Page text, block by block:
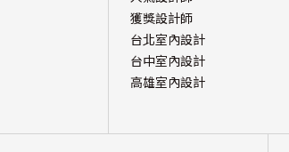
獲獎設計師
台北室內設計
台中室內設計
高雄室內設計